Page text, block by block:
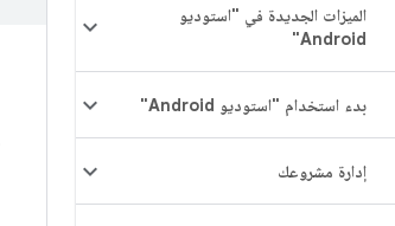
الميزات الجديدة في "استوديو
Android"
بدء استخدام "استوديو Android"
إدارة مشروعك